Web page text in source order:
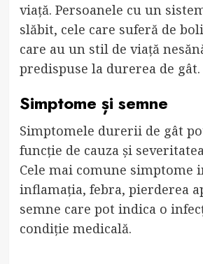
viață. Persoanele cu un
slăbit, cele care suferă de
care au un stil de viață
predispuse la durerea de gât.
Simptome și semne
Simptomele durerii de gât
funcție de cauza și
Cele mai comune simptome
inflamația, febra, pierderea
semne care pot indica o
condiție medicală.